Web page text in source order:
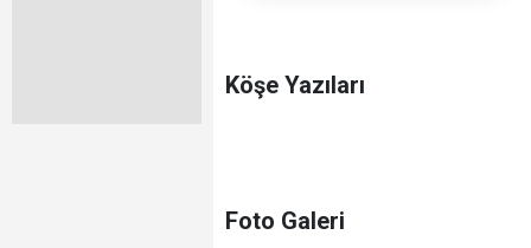
Köşe Yazıları
Foto Galeri